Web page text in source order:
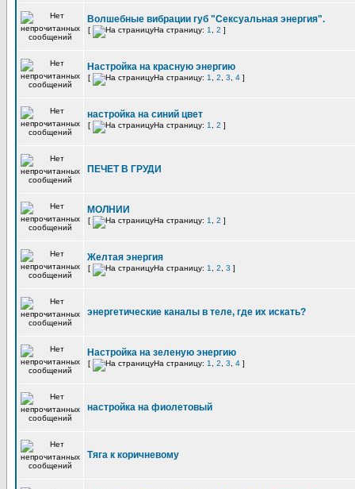
Волшебные вибрации губ "Сексуальная энергия".
[ На страницу: 1 2 ]
Настройка на красную энергию
[ На страницу: 1 2 3 4 ]
настройка на синий цвет
[ На страницу: 1 2 ]
ПЕЧЕТ В ГРУДИ
МОЛНИИ
[ На страницу: 1 2 ]
Желтая энергия
[ На страницу: 1 2 3 ]
энергетические каналы в теле, где их искать?
Настройка на зеленую энергию
[ На страницу: 1 2 3 4 ]
настройка на фиолетовый
Тяга к коричневому